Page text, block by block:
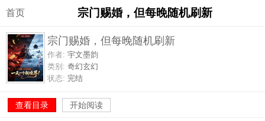
首页 宗门赐婚，但每晚随机刷新
宗门赐婚，但每晚随机刷新
作者: 宇文墨韵
类别: 奇幻玄幻
状态: 完结
查看目录 开始阅读